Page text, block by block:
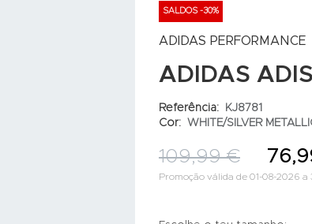
SALDOS -30%
ADIDAS PERFORMANCE
ADIDAS
Referência:
KJ8781
Cor:
WHITE/SILVER
109,99 €
Promoção válida de 01-08-2026 a